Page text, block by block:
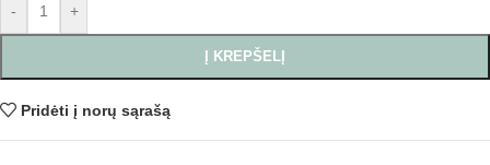
- +
Į KREPŠELĮ
Pridėti į norų sąrašą